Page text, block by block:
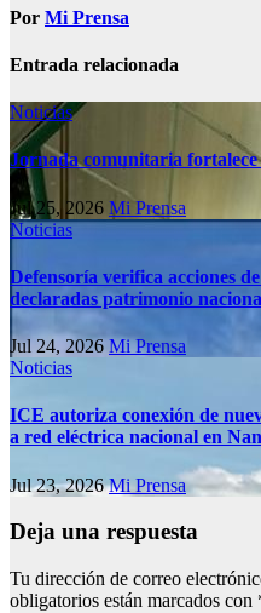
Por Mi Prensa
Entrada relacionada
Noticias
Jornada comunitaria
Jul 25, 2026 Mi Prensa
Noticias
Defensoría verifica acciones
declaradas patrimonio
Jul 24, 2026Mi Prensa
Noticias
ICE autoriza conexión de
a red eléctrica nacional en
Jul 23, 2026Mi Prensa
Deja una respuesta
Tu dirección de correo
obligatorios están marcados con